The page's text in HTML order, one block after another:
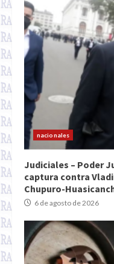
nacionales
Judiciales – Poder
captura contra
Chupuro-
6 de agosto de 2026